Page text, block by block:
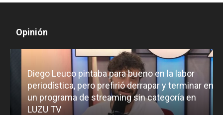
Opinión
Diego Leuco pintaba para bueno en la labor
periodística, pero prefirió derrapar y terminar en
un programa de streaming sin categoría en
LUZU TV